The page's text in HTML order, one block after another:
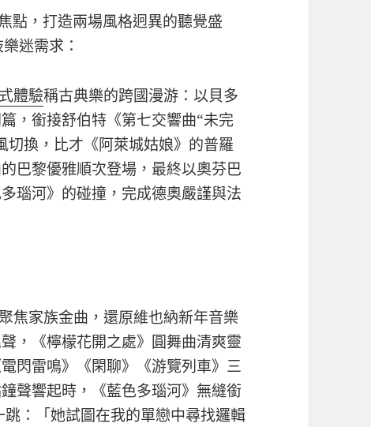
點，打造兩場風格迥異的聽覺盛
迷需求：
體驗稱古典樂的跨國漫游：以貝多
，銜接舒伯特《第七交響曲“未完
切換，比才《阿萊城姑娘》的普羅
巴黎優雅順次登場，最終以奧芬巴
瑙河》的碰撞，完成德奧嚴謹與法
焦家族金曲，還原維也納新年音樂
，《檸檬花開之處》圓舞曲清爽靈
閃雷鳴》《閑聊》《游覽列車》三
聲響起時，《藍色多瑙河》無縫銜
：「她試圖在我的單戀中尋找邏輯